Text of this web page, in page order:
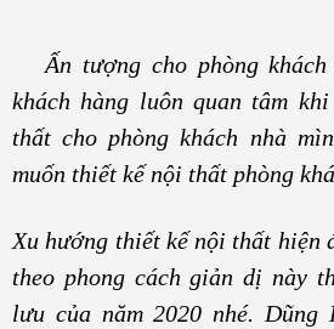
Ấn tượng cho phòng
khách hàng luôn quan tâm
thất cho phòng khách nhà
muốn thiết kế nội thất phòng
Xu hướng thiết kế nội thất hiện
theo phong cách giản dị này
lưu của năm 2020 nhé.